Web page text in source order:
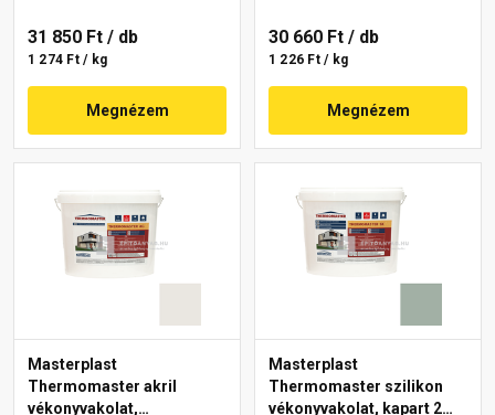
31 850 Ft / db
1 274 Ft / kg
Megnézem
30 660 Ft / db
1 226 Ft / kg
Megnézem
Masterplast
Thermomaster akril
vékonyvakolat,
Masterplast
Thermomaster szilikon
vékonyvakolat, kapart 2